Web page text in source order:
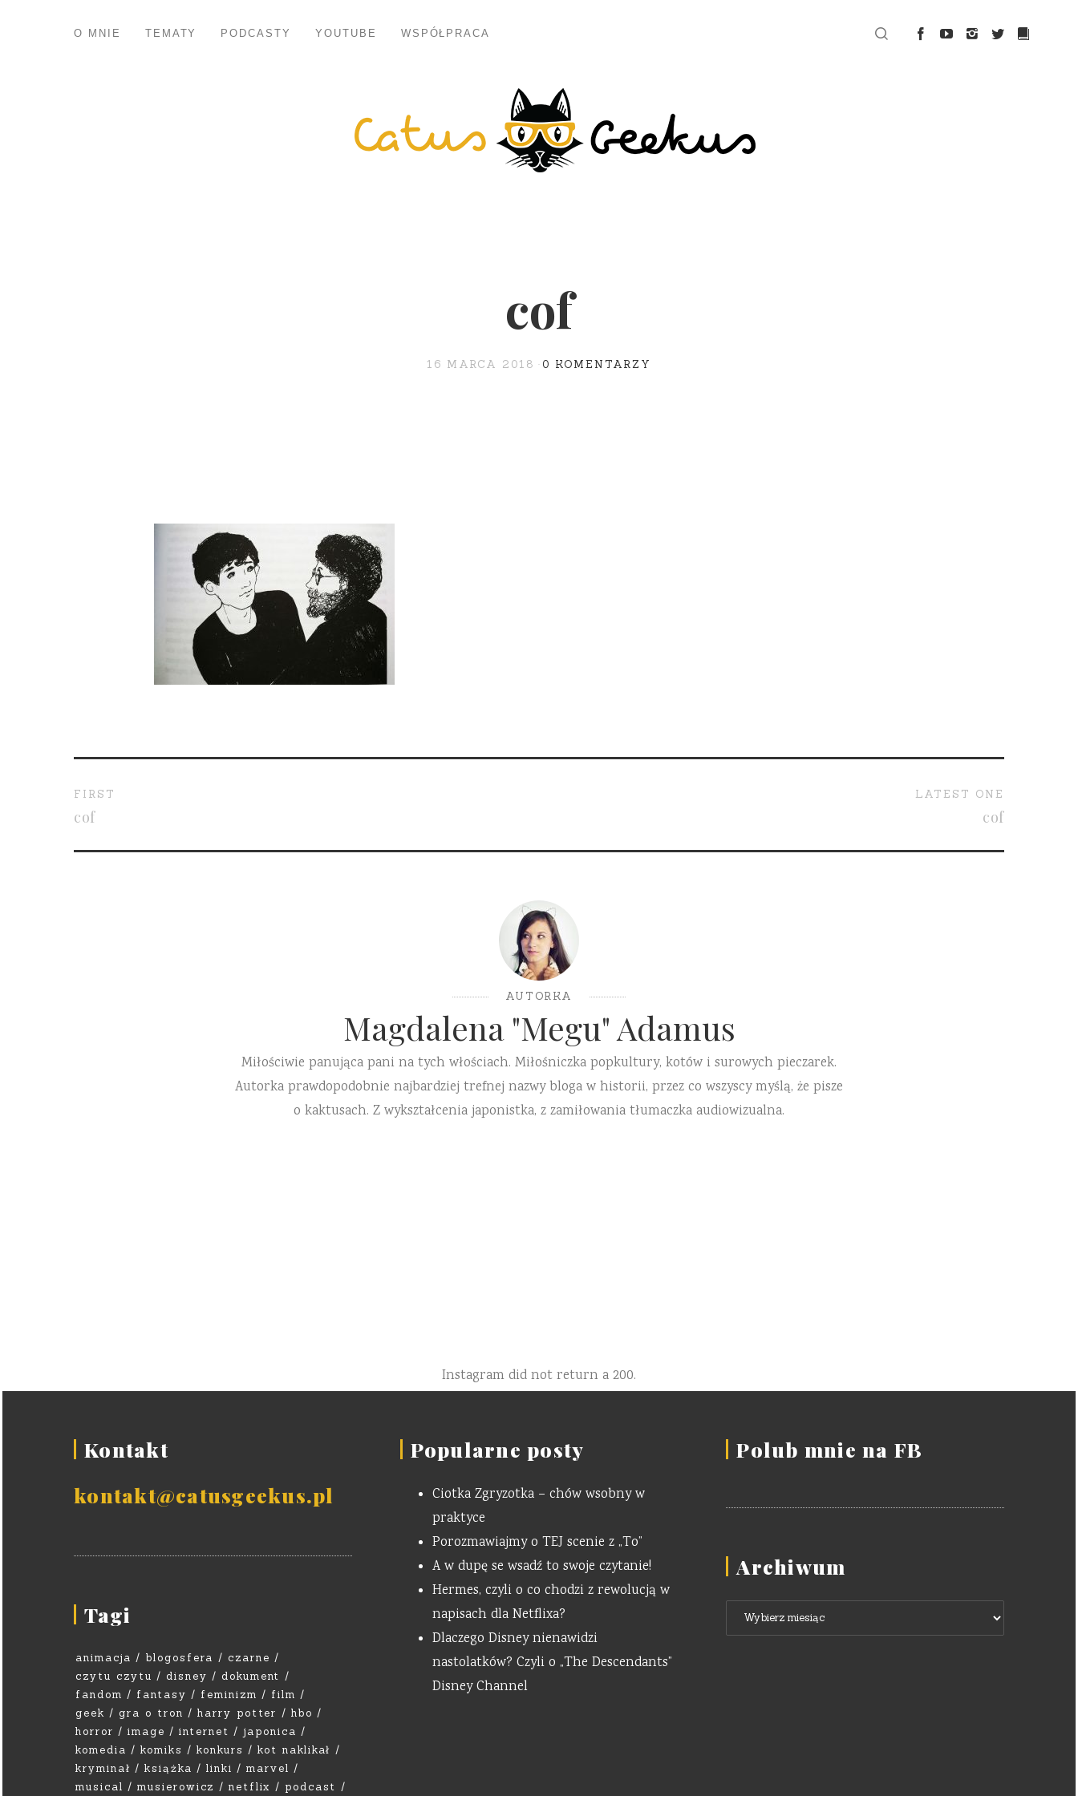
O MNIE TEMATY PODCASTY YOUTUBE WSPÓŁPRACA
cof
16 MARCA 2018 0 KOMENTARZY
FIRST
cof
LATEST ONE
cof
AUTORKA
Magdalena "Megu" Adamus
Miłościwie panująca pani na tych włościach. Miłośniczka popkultury, kotów i surowych pieczarek.
Autorka prawdopodobnie najbardziej trefnej nazwy bloga w historii, przez co wszyscy myślą, że pisze
o kaktusach. Z wykształcenia japonistka, z zamiłowania tłumaczka audiowizualna.
Instagram did not return a 200.
Kontakt
kontakt@catusgeekus.pl
Tagi
animacja blogosfera
czarne
czytu czytu
disney
dokument
fandom
fantasy feminizm
film
geek
gra o tron harry potter
hbo
horror
image internet
japonica
komedia
komiks konkurs
kot naklikał
kryminał
książka linki
marvel
musical
musierowicz netflix podcast
Popularne posty
Ciotka Zgryzotka – chów wsobny w
praktyce
Porozmawiajmy o TEJ scenie z „To”
A w dupę se wsadź to swoje czytanie!
Hermes, czyli o co chodzi z rewolucją w
napisach dla Netflixa?
Dlaczego Disney nienawidzi
nastolatków? Czyli o „The Descendants”
Disney Channel
Polub mnie na FB
Archiwum
Archiwum